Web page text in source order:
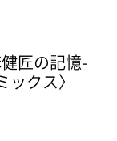
匠の記憶-
クス〉